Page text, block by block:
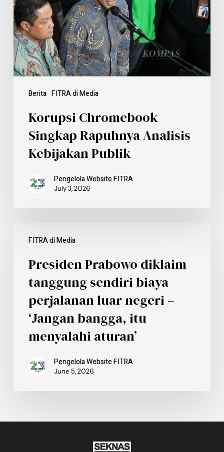
Berita FITRA di Media
Korupsi Chromebook
Singkap Rapuhnya Analisis
Kebijakan Publik
Pengelola Website FITRA
July 3, 2026
FITRA di Media
Presiden Prabowo diklaim
tanggung sendiri biaya
perjalanan luar negeri –
‘Jangan bangga, itu
menyalahi aturan’
Pengelola Website FITRA
June 5, 2026